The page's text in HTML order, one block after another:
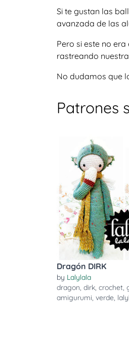
Si te gustan las
avanzada de las
Pero si este no
rastreando
No dudamos que
Patrones
Dragón DIRK
by Lalylala
dragon, dirk, crochet,
amigurumi, verde,